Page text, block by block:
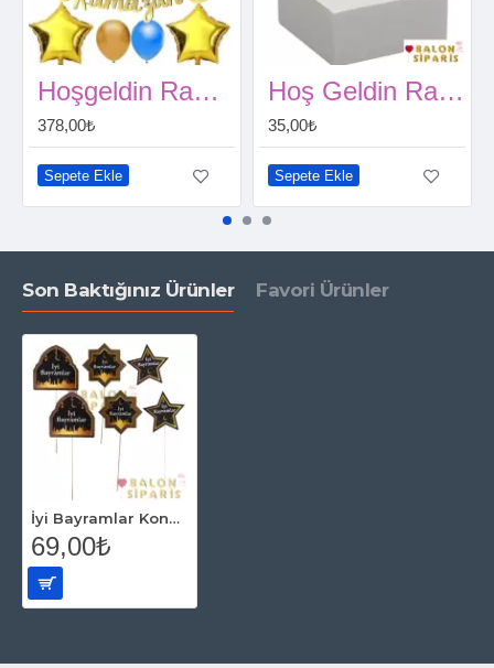
Hoşgeldin Ramazan Mavi Dekor Seti
378,00₺
Sepete Ekle
Hoş Geldin Ramazan Kürdan 8 Adet
35,00₺
Sepete Ekle
Son Baktığınız Ürünler Favori Ürünler
İyi Bayramlar Konuşma Balonu 6 lı
69,00₺